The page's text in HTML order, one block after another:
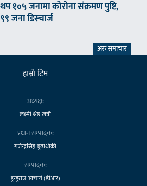
थप १०५ जनामा कोरोना संक्रमण पुष्टि,
९९ जना डिस्चार्ज
अरु समाचार
हाम्राे टिम
अध्यक्ष:
लक्ष्मी श्रेष्ठ खत्री
प्रधान सम्पादक:
गजेन्द्रसिंह बुढाथोकी
सम्पादक:
डुन्डुराज आचार्य (डीआर)